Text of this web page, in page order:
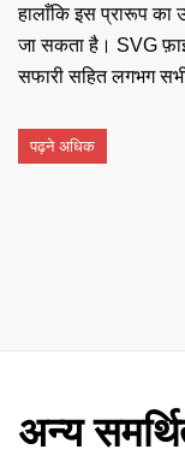
हालाँकि इस प्रारूप का
जा सकता है। SVG
सफारी सहित लगभग
पढ़ने अधिक
अन्य